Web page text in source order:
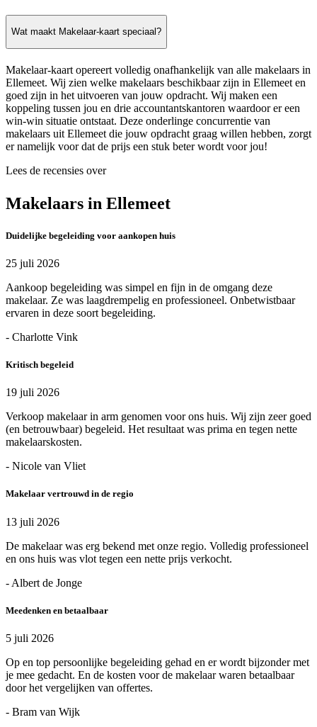
Wat maakt Makelaar-kaart speciaal?
Makelaar-kaart opereert volledig onafhankelijk van alle makelaars in
Ellemeet. Wij zien welke makelaars beschikbaar zijn in Ellemeet en
goed zijn in het uitvoeren van jouw opdracht. Wij maken een
koppeling tussen jou en drie accountantskantoren waardoor er een
win-win situatie ontstaat. Deze onderlinge concurrentie van
makelaars uit Ellemeet die jouw opdracht graag willen hebben, zorgt
er namelijk voor dat de prijs een stuk beter wordt voor jou!
Lees de recensies over
Makelaars in Ellemeet
Duidelijke begeleiding voor aankopen huis
25 juli 2026
Aankoop begeleiding was simpel en fijn in de omgang deze
makelaar. Ze was laagdrempelig en professioneel. Onbetwistbaar
ervaren in deze soort begeleiding.
- Charlotte Vink
Kritisch begeleid
19 juli 2026
Verkoop makelaar in arm genomen voor ons huis. Wij zijn zeer goed
(en betrouwbaar) begeleid. Het resultaat was prima en tegen nette
makelaarskosten.
- Nicole van Vliet
Makelaar vertrouwd in de regio
13 juli 2026
De makelaar was erg bekend met onze regio. Volledig professioneel
en ons huis was vlot tegen een nette prijs verkocht.
- Albert de Jonge
Meedenken en betaalbaar
5 juli 2026
Op en top persoonlijke begeleiding gehad en er wordt bijzonder met
je mee gedacht. En de kosten voor de makelaar waren betaalbaar
door het vergelijken van offertes.
- Bram van Wijk